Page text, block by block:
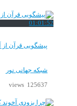
01:01:52
پیشگویی قرآن از
شبکه جهانی نور
125637 views